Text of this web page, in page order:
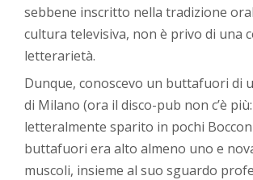
sebbene inscritto nella tradizione
cultura televisiva, non è privo di una
letterarietà.
Dunque, conoscevo un buttafuori di
di Milano (ora il disco-pub non c’è
letteralmente sparito in pochi
buttafuori era alto almeno uno e
muscoli, insieme al suo sguardo